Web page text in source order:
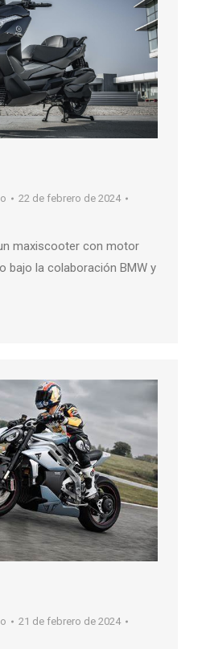
22 de febrero de 2024
maxiscooter con motor
bajo la colaboración BMW y
21 de febrero de 2024